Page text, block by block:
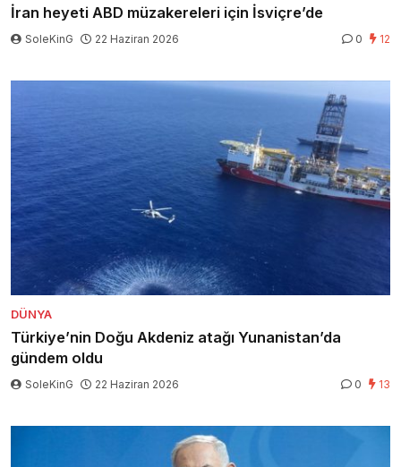
İran heyeti ABD müzakereleri için İsviçre’de
SoleKinG 22 Haziran 2026 0 12
DÜNYA
Türkiye’nin Doğu Akdeniz atağı Yunanistan’da
gündem oldu
SoleKinG 22 Haziran 2026 0 13